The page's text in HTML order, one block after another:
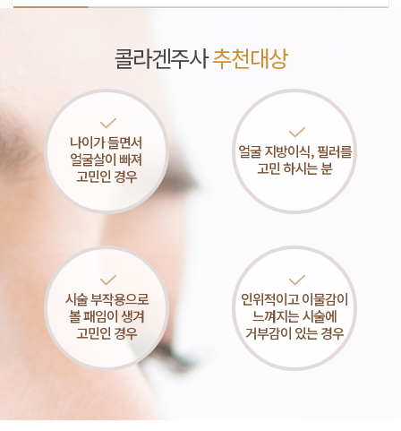
콜라겐주사추천대상
나이가 들면서
얼굴살이 빠져
고민인 경우
얼굴 지방이식, 필러를
고민 하시는 분
시술 부작용으로
볼 패임이 생겨
고민인 경우
인위적이고 이물감이
느껴지는 시술에
거부감이 있는 경우